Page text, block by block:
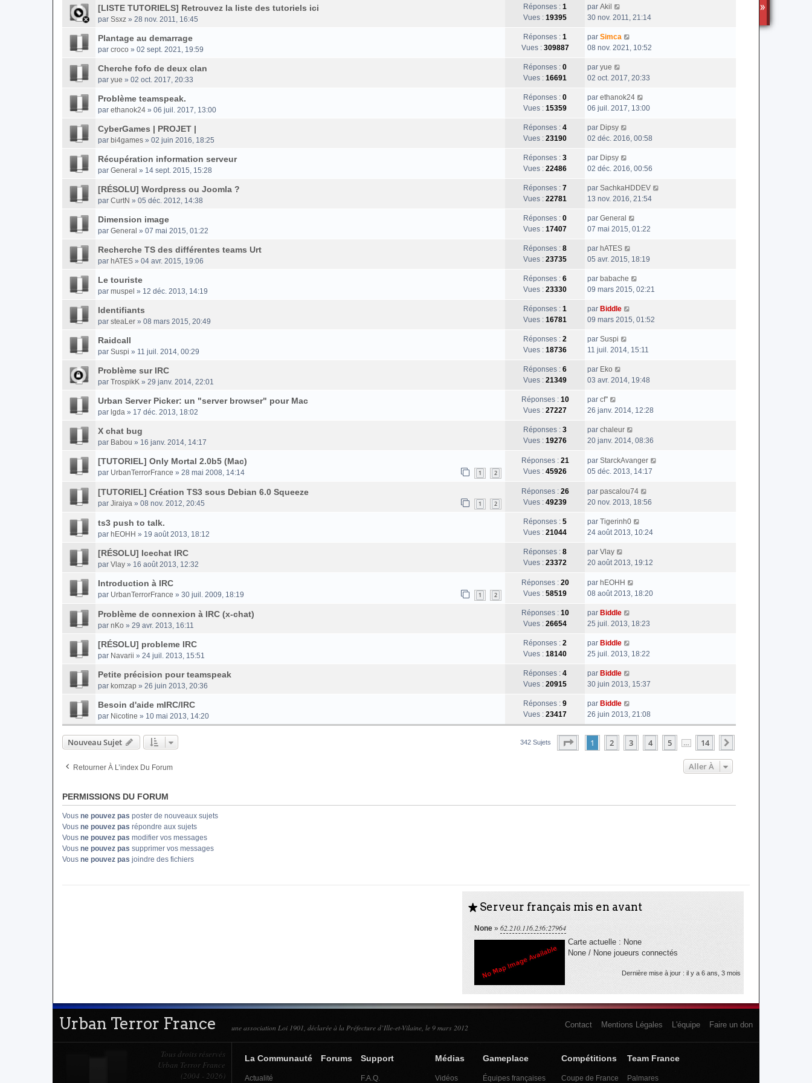
[LISTE TUTORIELS] Retrouvez la liste des tutoriels ici
par Ssxz » 28 nov. 2011, 16:45
Réponses : 1
Vues : 19395
par Akil
30 nov. 2011, 21:14
Plantage au demarrage
par croco » 02 sept. 2021, 19:59
Réponses : 1
Vues : 309887
par Simca
08 nov. 2021, 10:52
Cherche fofo de deux clan
par yue » 02 oct. 2017, 20:33
Réponses : 0
Vues : 16691
par yue
02 oct. 2017, 20:33
Problème teamspeak.
par ethanok24 » 06 juil. 2017, 13:00
Réponses : 0
Vues : 15359
par ethanok24
06 juil. 2017, 13:00
CyberGames | PROJET |
par bi4games » 02 juin 2016, 18:25
Réponses : 4
Vues : 23190
par Dipsy
02 déc. 2016, 00:58
Récupération information serveur
par General » 14 sept. 2015, 15:28
Réponses : 3
Vues : 22486
par Dipsy
02 déc. 2016, 00:56
[RÉSOLU] Wordpress ou Joomla ?
par CurtN » 05 déc. 2012, 14:38
Réponses : 7
Vues : 22781
par SachkaHDDEV
13 nov. 2016, 21:54
Dimension image
par General » 07 mai 2015, 01:22
Réponses : 0
Vues : 17407
par General
07 mai 2015, 01:22
Recherche TS des différentes teams Urt
par hATES » 04 avr. 2015, 19:06
Réponses : 8
Vues : 23735
par hATES
05 avr. 2015, 18:19
Le touriste
par muspel » 12 déc. 2013, 14:19
Réponses : 6
Vues : 23330
par babache
09 mars 2015, 02:21
Identifiants
par steaLer » 08 mars 2015, 20:49
Réponses : 1
Vues : 16781
par Biddle
09 mars 2015, 01:52
Raidcall
par Suspi » 11 juil. 2014, 00:29
Réponses : 2
Vues : 18736
par Suspi
11 juil. 2014, 15:11
Problème sur IRC
par TrospikK » 29 janv. 2014, 22:01
Réponses : 6
Vues : 21349
par Eko
03 avr. 2014, 19:48
Urban Server Picker: un "server browser" pour Mac
par lgda » 17 déc. 2013, 18:02
Réponses : 10
Vues : 27227
par cf''
26 janv. 2014, 12:28
X chat bug
par Babou » 16 janv. 2014, 14:17
Réponses : 3
Vues : 19276
par chaleur
20 janv. 2014, 08:36
[TUTORIEL] Only Mortal 2.0b5 (Mac)
par UrbanTerrorFrance » 28 mai 2008, 14:14 1 2
Réponses : 21
Vues : 45926
par StarckAvanger
05 déc. 2013, 14:17
[TUTORIEL] Création TS3 sous Debian 6.0 Squeeze
par Jiraiya » 08 nov. 2012, 20:45 1 2
Réponses : 26
Vues : 49239
par pascalou74
20 nov. 2013, 18:56
ts3 push to talk.
par hEOHH » 19 août 2013, 18:12
Réponses : 5
Vues : 21044
par Tigerinh0
24 août 2013, 10:24
[RÉSOLU] Icechat IRC
par Vlay » 16 août 2013, 12:32
Réponses : 8
Vues : 23372
par Vlay
20 août 2013, 19:12
Introduction à IRC
par UrbanTerrorFrance » 30 juil. 2009, 18:19 1 2
Réponses : 20
Vues : 58519
par hEOHH
08 août 2013, 18:20
Problème de connexion à IRC (x-chat)
par nKo » 29 avr. 2013, 16:11
Réponses : 10
Vues : 26654
par Biddle
25 juil. 2013, 18:23
[RÉSOLU] probleme IRC
par Navarii » 24 juil. 2013, 15:51
Réponses : 2
Vues : 18140
par Biddle
25 juil. 2013, 18:22
Petite précision pour teamspeak
par komzap » 26 juin 2013, 20:36
Réponses : 4
Vues : 20915
par Biddle
30 juin 2013, 15:37
Besoin d'aide mIRC/IRC
par Nicotine » 10 mai 2013, 14:20
Réponses : 9
Vues : 23417
par Biddle
26 juin 2013, 21:08
Nouveau Sujet 342 Sujets Page Sur
1 2 3 4 5 14
Retourner À L’index Du Forum Aller À
PERMISSIONS DU FORUM
Vous ne pouvez pas poster de nouveaux sujets
Vous ne pouvez pas répondre aux sujets
Vous ne pouvez pas modifier vos messages
Vous ne pouvez pas supprimer vos messages
Vous ne pouvez pas joindre des fichiers
S Serveur français mis en avant
None » 62.210.116.236:27964
Carte actuelle : None
None / None joueurs connectés
Dernière mise à jour : il y a 6 ans, 3 mois
Urban Terror France une association Loi 1901, déclarée à la Préfecture d’Ille-et-Vilaine, le 9 mars 2012 Faire un don
L'équipe
Mentions Légales
Contact
Tous droits réservés
Urban Terror France
(2004 - 2026)
La Communauté
Actualité
Forums Support
F.A.Q.
Médias
Vidéos
Gameplace
Équipes françaises
Compétitions
Coupe de France
Team France
Palmares